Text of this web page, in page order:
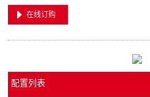
在线订购
配置列表